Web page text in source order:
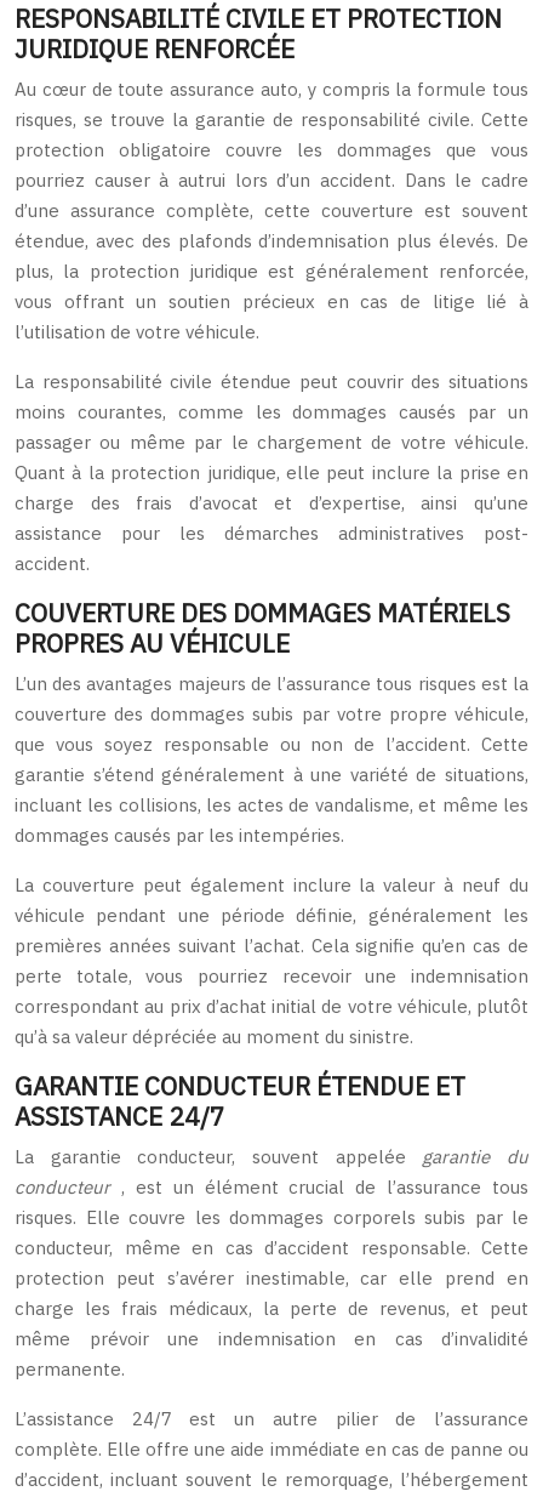
RESPONSABILITÉ CIVILE ET PROTECTION
JURIDIQUE RENFORCÉE
Au cœur de toute assurance auto, y compris la formule tous
risques, se trouve la garantie de responsabilité civile. Cette
protection obligatoire couvre les dommages que vous
pourriez causer à autrui lors d’un accident. Dans le cadre
d’une assurance complète, cette couverture est souvent
étendue, avec des plafonds d’indemnisation plus élevés. De
plus, la protection juridique est généralement renforcée,
vous offrant un soutien précieux en cas de litige lié à
l’utilisation de votre véhicule.
La responsabilité civile étendue peut couvrir des situations
moins courantes, comme les dommages causés par un
passager ou même par le chargement de votre véhicule.
Quant à la protection juridique, elle peut inclure la prise en
charge des frais d’avocat et d’expertise, ainsi qu’une
assistance pour les démarches administratives post-
accident.
COUVERTURE DES DOMMAGES MATÉRIELS
PROPRES AU VÉHICULE
L’un des avantages majeurs de l’assurance tous risques est la
couverture des dommages subis par votre propre véhicule,
que vous soyez responsable ou non de l’accident. Cette
garantie s’étend généralement à une variété de situations,
incluant les collisions, les actes de vandalisme, et même les
dommages causés par les intempéries.
La couverture peut également inclure la valeur à neuf du
véhicule pendant une période définie, généralement les
premières années suivant l’achat. Cela signifie qu’en cas de
perte totale, vous pourriez recevoir une indemnisation
correspondant au prix d’achat initial de votre véhicule, plutôt
qu’à sa valeur dépréciée au moment du sinistre.
GARANTIE CONDUCTEUR ÉTENDUE ET
ASSISTANCE 24/7
La garantie conducteur, souvent appelée garantie du
conducteur , est un élément crucial de l’assurance tous
risques. Elle couvre les dommages corporels subis par le
conducteur, même en cas d’accident responsable. Cette
protection peut s’avérer inestimable, car elle prend en
charge les frais médicaux, la perte de revenus, et peut
même prévoir une indemnisation en cas d’invalidité
permanente.
L’assistance 24/7 est un autre pilier de l’assurance
complète. Elle offre une aide immédiate en cas de panne ou
d’accident, incluant souvent le remorquage, l’hébergement